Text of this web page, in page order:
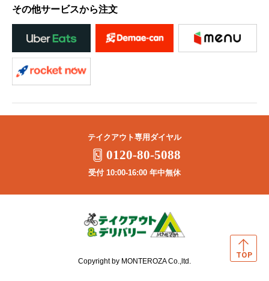
その他サービスから注文
テイクアウト専用ダイヤル
0120-80-5088
受付 10:00-16:00 年中無休
Copyright by MONTEROZA Co.,ltd.